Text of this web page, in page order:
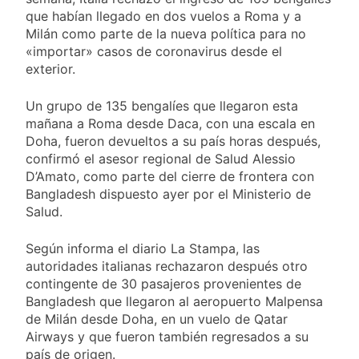
El frío polar se instala en
Buenos Aires: mejora el
tiempo y llegan las
temperaturas más bajas de
Día de San Cayetano:
qué representa para
los argentinos
El Senado aprobó la
ley de propiedad
privada, pero el
Gobierno debió
eliminar otro capítulo
1 Día Atrás
Incidentes frente al
Congreso durante la
protesta contra la
detenidos y
enfrentamientos
2 Días Atrás
suspender el juicio
contra Pity Alvarez
2 Días Atrás
67 barrios full LED en
Florencio Varela
2 Días Atrás
El temporal se
despide del AMBA:
que habían llegado en dos vuelos a Roma y a
Milán como parte de la nueva política para no
«importar» casos de coronavirus desde el
exterior.
Un grupo de 135 bengalíes que llegaron esta
mañana a Roma desde Daca, con una escala en
Doha, fueron devueltos a su país horas después,
confirmó el asesor regional de Salud Alessio
D’Amato, como parte del cierre de frontera con
Bangladesh dispuesto ayer por el Ministerio de
Salud.
Según informa el diario La Stampa, las
autoridades italianas rechazaron después otro
contingente de 30 pasajeros provenientes de
Bangladesh que llegaron al aeropuerto Malpensa
de Milán desde Doha, en un vuelo de Qatar
Airways y que fueron también regresados a su
país de origen.